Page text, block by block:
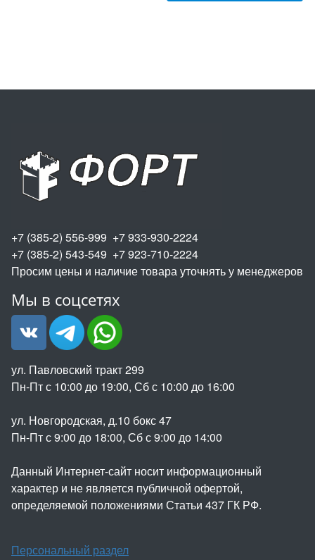
+7 (385-2) 556-999 +7 933-930-2224
+7 (385-2) 543-549 +7 923-710-2224
Просим цены и наличие товара уточнять у менеджеров
Мы в соцсетях
ул. Павловский тракт 299
Пн-Пт с 10:00 до 19:00, Сб с 10:00 до 16:00
ул. Новгородская, д.10 бокс 47
Пн-Пт с 9:00 до 18:00, Сб с 9:00 до 14:00
Данный Интернет-сайт носит информационный
характер и не является публичной офертой,
определяемой положениями Статьи 437 ГК РФ.
Персональный раздел